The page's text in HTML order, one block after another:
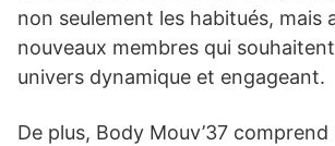
non seulement les habitués, mais
nouveaux membres qui
univers dynamique et engageant.
De plus, Body Mouv’37 comprend